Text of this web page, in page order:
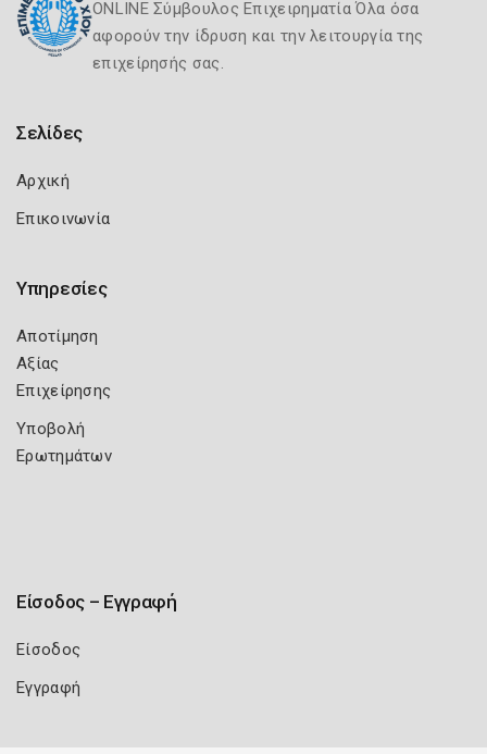
ONLINE Σύμβουλος Επιχειρηματία Όλα όσα
αφορούν την ίδρυση και την λειτουργία της
επιχείρησής σας.
Σελίδες
Αρχική
Επικοινωνία
Υπηρεσίες
Αποτίμηση
Αξίας
Επιχείρησης
Υποβολή
Ερωτημάτων
Είσοδος – Εγγραφή
Είσοδος
Εγγραφή